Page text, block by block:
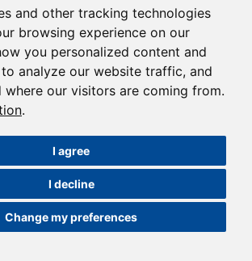
and other tracking technologies
browsing experience on our
you personalized content and
analyze our website traffic, and
where our visitors are coming from.
.
I agree
I decline
Change my preferences